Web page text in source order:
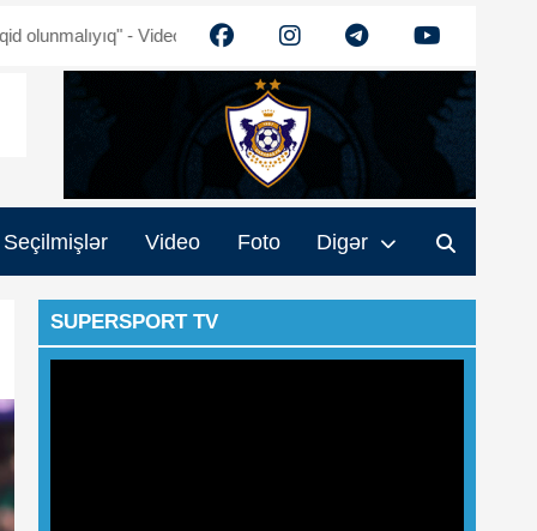
- Video Ehtiram Quliyev: "Turan" güclənəcək - Video
Seçilmişlər Video Foto Digər
SUPERSPORT TV